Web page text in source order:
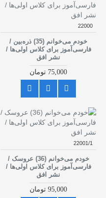
22000
خودم می‌خوانم (35) ذره‌بین /
فارسی‌آموز برای کلاس اولی‌ها /
نشر افق
75,000 تومان
22001/1
خودم می‌خوانم (36) عروسک /
فارسی‌آموز برای کلاس اولی‌ها /
نشر افق
95,000 تومان